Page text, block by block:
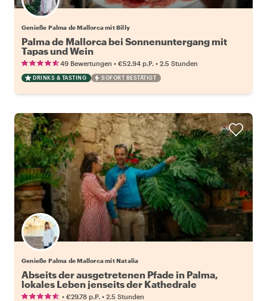
Genieße Palma de Mallorca mit Billy
Palma de Mallorca bei Sonnenuntergang mit
Tapas und Wein
49 Bewertungen • €52.94 p.P. • 2.5 Stunden
DRINKS & TASTING SOFORT BESTÄTIGT
Genieße Palma de Mallorca mit Natalia
Abseits der ausgetretenen Pfade in Palma,
lokales Leben jenseits der Kathedrale
• €29.78 p.P. • 2.5 Stunden